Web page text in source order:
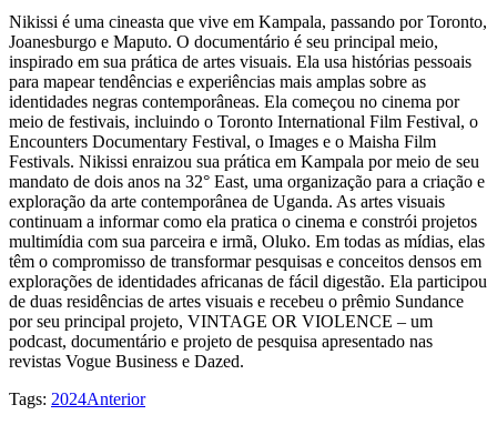
Nikissi é uma cineasta que vive em Kampala, passando por Toronto,
Joanesburgo e Maputo. O documentário é seu principal meio,
inspirado em sua prática de artes visuais. Ela usa histórias pessoais
para mapear tendências e experiências mais amplas sobre as
identidades negras contemporâneas. Ela começou no cinema por
meio de festivais, incluindo o Toronto International Film Festival, o
Encounters Documentary Festival, o Images e o Maisha Film
Festivals. Nikissi enraizou sua prática em Kampala por meio de seu
mandato de dois anos na 32° East, uma organização para a criação e
exploração da arte contemporânea de Uganda. As artes visuais
continuam a informar como ela pratica o cinema e constrói projetos
multimídia com sua parceira e irmã, Oluko. Em todas as mídias, elas
têm o compromisso de transformar pesquisas e conceitos densos em
explorações de identidades africanas de fácil digestão. Ela participou
de duas residências de artes visuais e recebeu o prêmio Sundance
por seu principal projeto, VINTAGE OR VIOLENCE – um
podcast, documentário e projeto de pesquisa apresentado nas
revistas Vogue Business e Dazed.
Tags: 2024Anterior